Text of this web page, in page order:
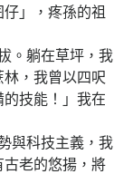
」，疼孫的祖
。躺在草坪，我
，我曾以四呎
技能！」我在
與科技主義，我
老的悠揚，將